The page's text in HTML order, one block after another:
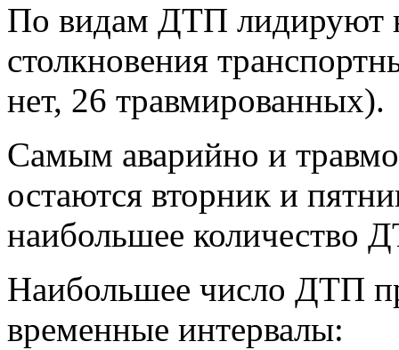
По видам ДТП лидируют
столкновения
нет, 26 травмированных).
Самым аварийно и
остаются вторник и
наибольшее количество
Наибольшее число ДТП
временные интервалы: